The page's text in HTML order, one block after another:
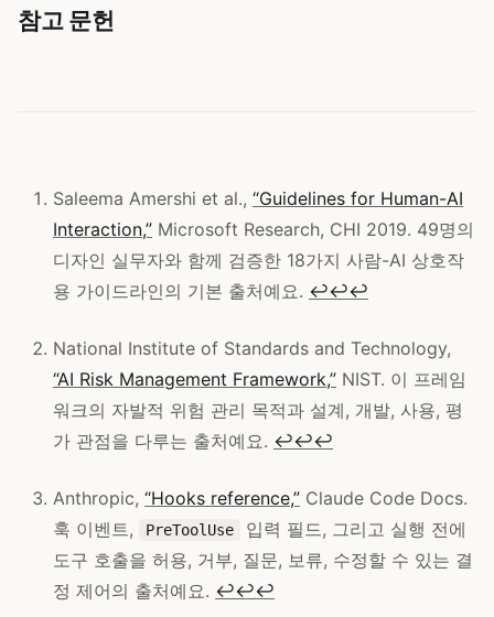
참고 문헌
Saleema Amershi et al., “Guidelines for Human-AI
Interaction,” Microsoft Research, CHI 2019. 49명의
디자인 실무자와 함께 검증한 18가지 사람-AI 상호작
용 가이드라인의 기본 출처예요. ↩↩↩
National Institute of Standards and Technology,
“AI Risk Management Framework,” NIST. 이 프레임
워크의 자발적 위험 관리 목적과 설계, 개발, 사용, 평
가 관점을 다루는 출처예요. ↩↩↩
Anthropic, “Hooks reference,” Claude Code Docs.
훅 이벤트,
PreToolUse
입력 필드, 그리고 실행 전에
도구 호출을 허용, 거부, 질문, 보류, 수정할 수 있는 결
정 제어의 출처예요. ↩↩↩